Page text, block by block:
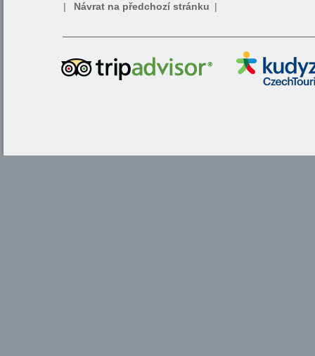
| Návrat na předchozí stránku |